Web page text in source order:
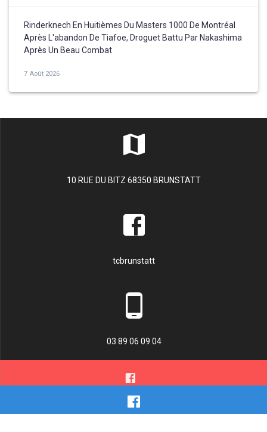
Rinderknech En Huitièmes Du Masters 1000 De Montréal
Après L'abandon De Tiafoe, Droguet Battu Par Nakashima
Après Un Beau Combat
7 Août 2026
10 RUE DU BITZ 68350 BRUNSTATT
tcbrunstatt
03 89 06 09 04
© 2026 TENNIS CLUB BRUNSTATT. Construit avec WordPress et le
thème Materialis